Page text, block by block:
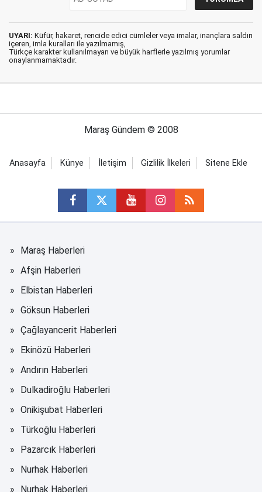
UYARI: Küfür, hakaret, rencide edici cümleler veya imalar, inançlara saldırı
içeren, imla kuralları ile yazılmamış,
Türkçe karakter kullanılmayan ve büyük harflerle yazılmış yorumlar
onaylanmamaktadır.
Maraş Gündem © 2008
Anasayfa Künye İletişim Gizlilik İlkeleri Sitene Ekle
Maraş Haberleri
Afşin Haberleri
Elbistan Haberleri
Göksun Haberleri
Çağlayancerit Haberleri
Ekinözü Haberleri
Andırın Haberleri
Dulkadiroğlu Haberleri
Onikişubat Haberleri
Türkoğlu Haberleri
Pazarcık Haberleri
Nurhak Haberleri
Nurhak Haberleri